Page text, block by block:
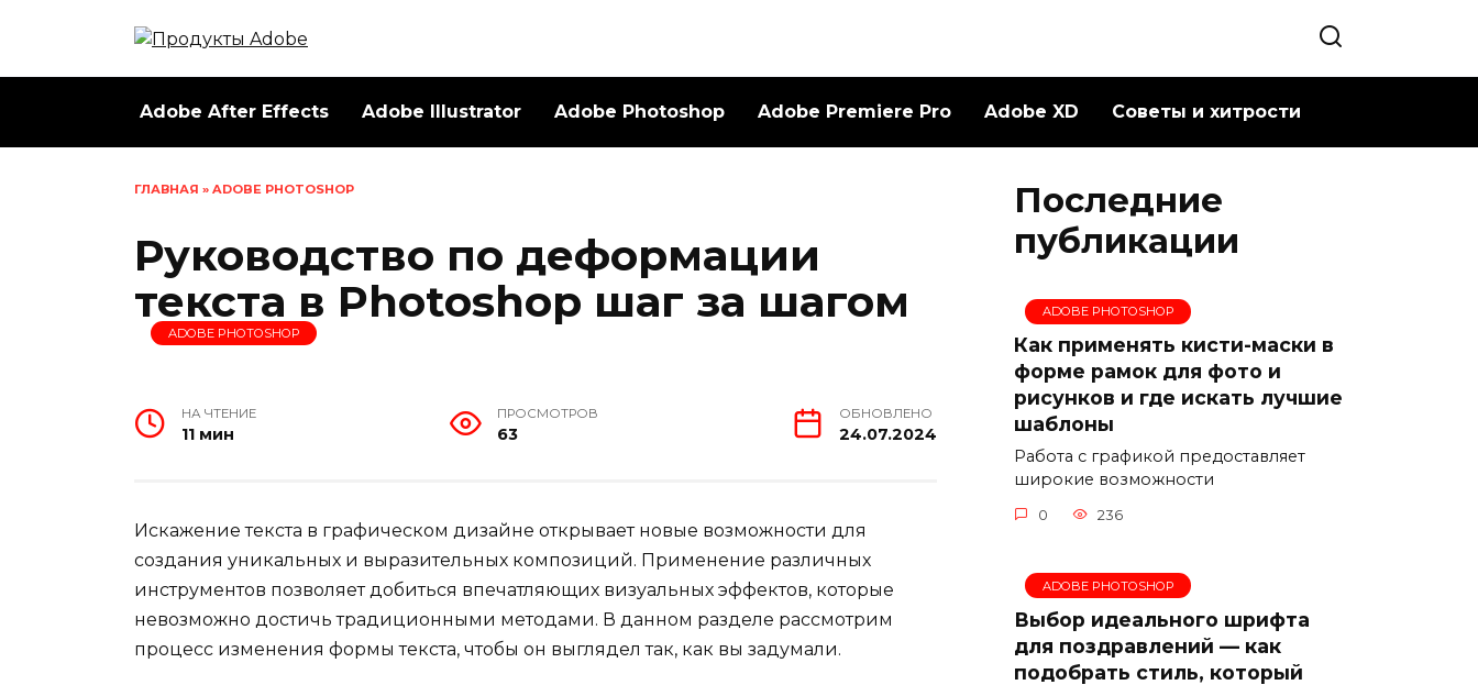
Adobe After Effects Adobe Illustrator Adobe Photoshop Adobe Premiere Pro Adobe XD Советы и хитрости
ГЛАВНАЯ » ADOBE PHOTOSHOP
Руководство по деформации
текста в Photoshop шаг за шагом
ADOBE PHOTOSHOP
НА ЧТЕНИЕ
11 мин
ПРОСМОТРОВ
63
ОБНОВЛЕНО
24.07.2024
Искажение текста в графическом дизайне открывает новые возможности для
создания уникальных и выразительных композиций. Применение различных
инструментов позволяет добиться впечатляющих визуальных эффектов, которые
невозможно достичь традиционными методами. В данном разделе рассмотрим
процесс изменения формы текста, чтобы он выглядел так, как вы задумали.
Последние
публикации
ADOBE PHOTOSHOP
Как применять кисти-маски в
форме рамок для фото и
рисунков и где искать лучшие
шаблоны
Работа с графикой предоставляет
широкие возможности
0 236
ADOBE PHOTOSHOP
Выбор идеального шрифта
для поздравлений — как
подобрать стиль, который